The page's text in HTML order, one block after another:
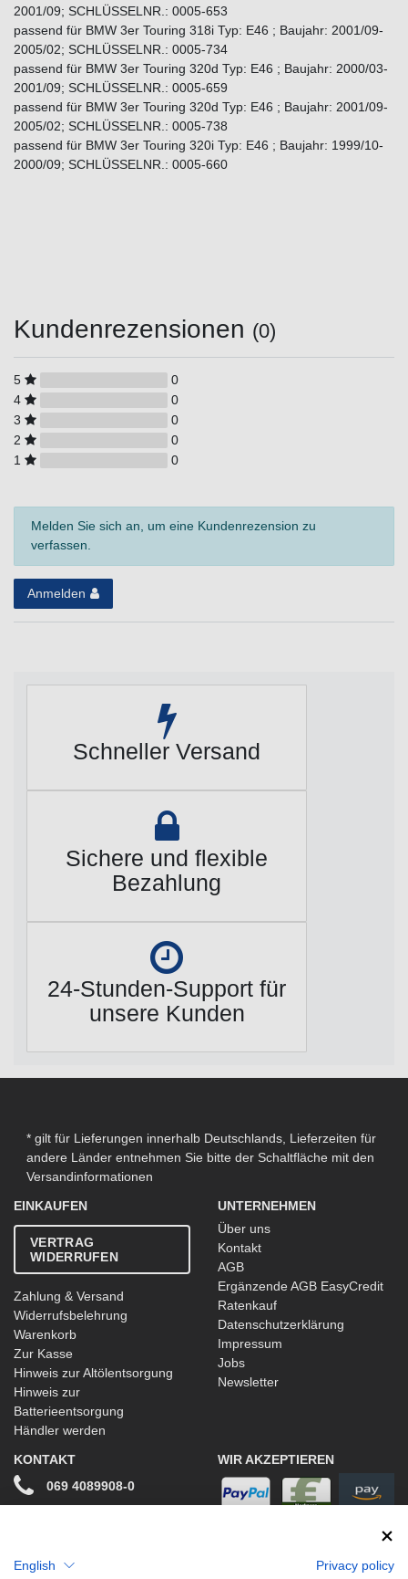
2001/09; SCHLÜSSELNR.: 0005-653
passend für BMW 3er Touring 318i Typ: E46 ; Baujahr: 2001/09-
2005/02; SCHLÜSSELNR.: 0005-734
passend für BMW 3er Touring 320d Typ: E46 ; Baujahr: 2000/03-
2001/09; SCHLÜSSELNR.: 0005-659
passend für BMW 3er Touring 320d Typ: E46 ; Baujahr: 2001/09-
2005/02; SCHLÜSSELNR.: 0005-738
passend für BMW 3er Touring 320i Typ: E46 ; Baujahr: 1999/10-
2000/09; SCHLÜSSELNR.: 0005-660
Kundenrezensionen (0)
5
0
4
0
3
0
2
0
1
0
Melden Sie sich an, um eine Kundenrezension zu
verfassen.
Anmelden
Schneller Versand
Sichere und flexible
Bezahlung
24-Stunden-Support für
unsere Kunden
* gilt für Lieferungen innerhalb Deutschlands, Lieferzeiten für
andere Länder entnehmen Sie bitte der Schaltfläche mit den
Versandinformationen
EINKAUFEN
VERTRAG
WIDERRUFEN
Zahlung & Versand
Widerrufsbelehrung
Warenkorb
Zur Kasse
Hinweis zur Altölentsorgung
Hinweis zur
Batterieentsorgung
Händler werden
UNTERNEHMEN
Über uns
Kontakt
AGB
Ergänzende AGB EasyCredit
Ratenkauf
Datenschutzerklärung
Impressum
Jobs
Newsletter
KONTAKT
069 4089908-0
WIR AKZEPTIEREN
English Privacy policy